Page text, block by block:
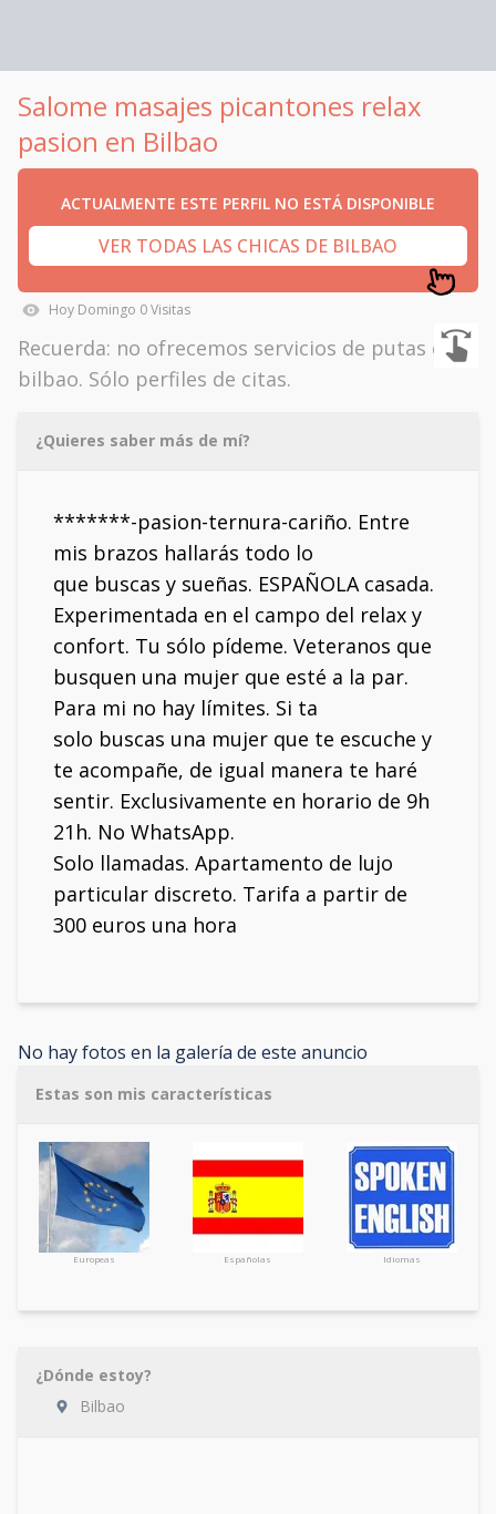
Salome masajes picantones relax
pasion en Bilbao
ACTUALMENTE ESTE PERFIL NO ESTÁ DISPONIBLE
VER TODAS LAS CHICAS DE BILBAO
Hoy Domingo 0Visitas
Recuerda: no ofrecemos servicios de putas en
bilbao. Sólo perfiles de citas.
¿Quieres saber más de mí?
*******-pasion-ternura-cariño. Entre
mis brazos hallarás todo lo
que buscas y sueñas. ESPAÑOLA casada.
Experimentada en el campo del relax y
confort. Tu sólo pídeme. Veteranos que
busquen una mujer que esté a la par.
Para mi no hay límites. Si ta
solo buscas una mujer que te escuche y
te acompañe, de igual manera te haré
sentir. Exclusivamente en horario de 9h
21h. No WhatsApp.
Solo llamadas. Apartamento de lujo
particular discreto. Tarifa a partir de
300 euros una hora
No hay fotos en la galería de este anuncio
Estas son mis características
Europeas Españolas Idiomas
¿Dónde estoy?
Bilbao